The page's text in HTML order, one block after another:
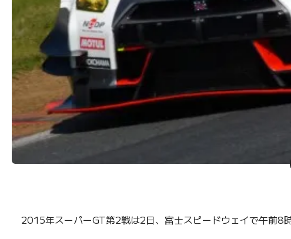
2015年スーパーGT第2戦は2日、富士スピードウェイで午前8